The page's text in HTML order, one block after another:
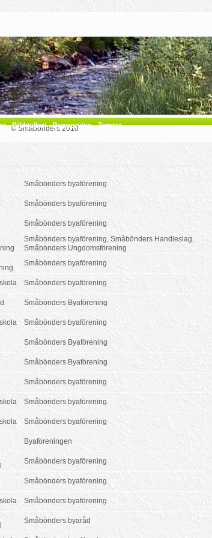
Småbönders byaförening
Småbönders byaförening
Småbönders byaförening
Småbönders byaförening, Småbönders Handleslag,
Småbönders Ungdomsförening
Småbönders byaförening
Småbönders byaförening
Småbönders Byaförening
Småbönders byaförening
Småbönders Byaförening
Småbönders Byaförening
Småbönders byaförening
Småbönders byaförening
Småbönders byaförening
Byaföreningen
Småbönders byaförening
Småbönders byaförening
Småbönders byaförening
Småbönders byaråd
Bildgalleri Byaservise Tomter
© Småbönders 2010